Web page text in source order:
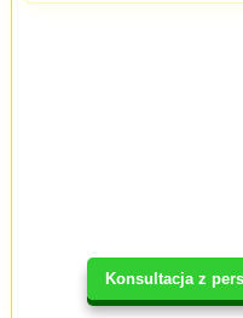
Konsultacja z